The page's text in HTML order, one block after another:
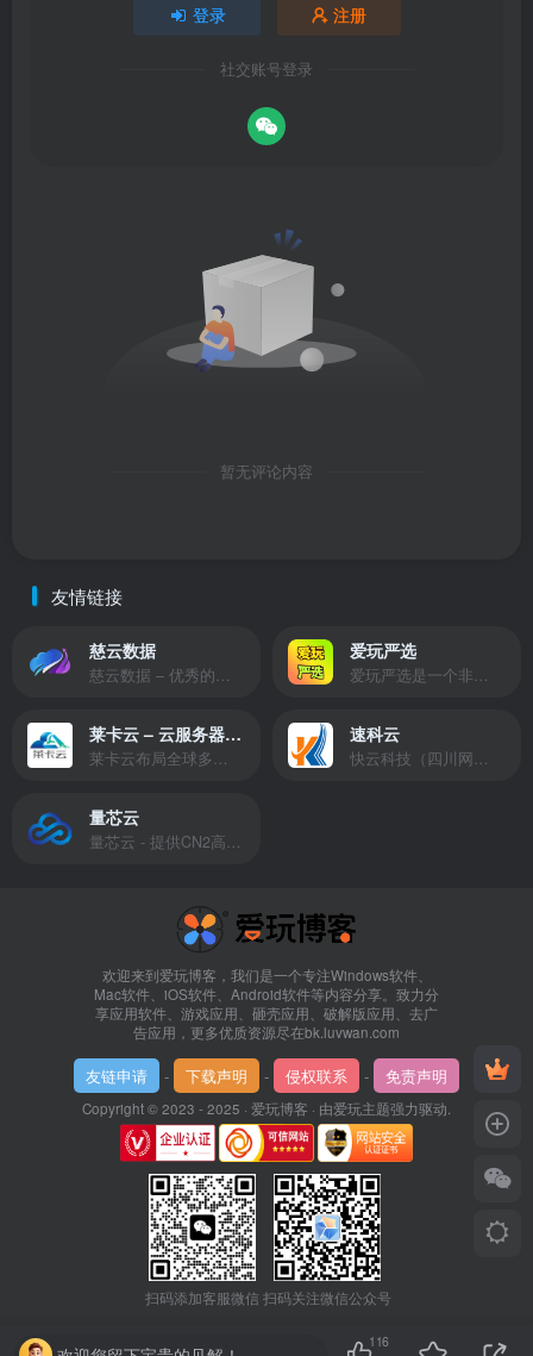
登录 注册
社交账号登录
暂无评论内容
友情链接
慈云数据
慈云数据 – 优秀的云服务器服务商，提供最具有性价比的产品。慈云数据是开发者必不可少的良心云
爱玩严选
爱玩严选是一个非常有保障且性价比极高的虚拟商城，包括但不限于苹果证书、技术指导、会员充值等多种虚拟服务！
莱卡云 – 云服务器提供商
莱卡云布局全球多个地理区域。提供服务有：境外云服务器、国内云服务器、独立服务器、服务器托管、CDN、SSL证书、游戏服务器等业务。
速科云
快云科技（四川网联快云科技有限公司）成立于2021年，主营互联网业务平台服务提供商。公司专注为用户提供低价高性能云计算产品，致力于云计算应用的易用性开发，并引导云计算在国内普及
量芯云
量芯云 - 提供CN2高速香港美国云服务器&专业高防服务器租用等云服务器供应商
欢迎来到爱玩博客，我们是一个专注Windows软件、
Mac软件、iOS软件、Android软件等内容分享。致力分
享应用软件、游戏应用、砸壳应用、破解版应用、去广
告应用，更多优质资源尽在bk.luvwan.com
友链申请 - 下载声明 - 侵权联系 - 免责声明
Copyright © 2023 - 2025 · 爱玩博客 · 由爱玩主题强力驱动.
扫码添加客服微信扫码关注微信公众号
116